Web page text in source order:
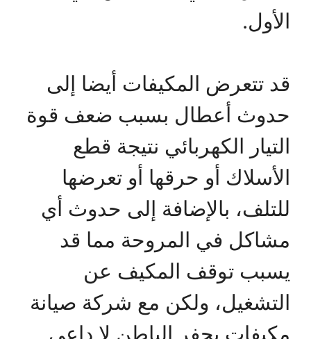
الأول.
قد تتعرض المكيفات أيضا إلى
حدوث أعطال بسبب ضعف قوة
التيار الكهربائي نتيجة قطع
الأسلاك أو حرقها أو تعرضها
للتلف، بالإضافة إلى حدوث أي
مشاكل في المروحة مما قد
يسبب توقف المكيف عن
التشغيل، ولكن مع شركة صيانة
مكيفات بحفر الباطن لا داعي